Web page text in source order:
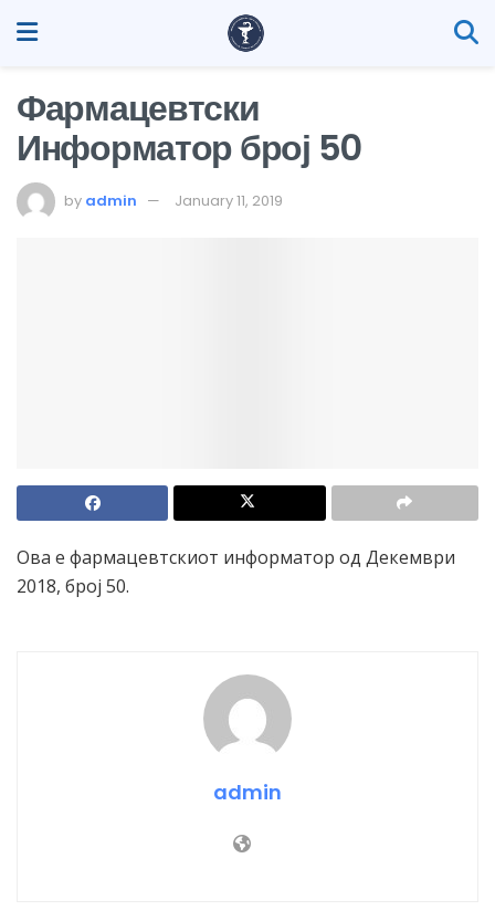
Фармацевтски
Информатор број 50
by admin January 11, 2019
Ова е фармацевтскиот информатор од Декември
2018, број 50.
admin